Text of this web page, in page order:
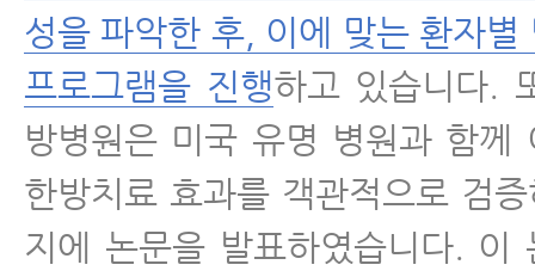
성을 파악한 후, 이에 맞는 환자별
프로그램을 진행하고 있습니다.
방병원은 미국 유명 병원과 함께
한방치료 효과를 객관적으로 검
지에 논문을 발표하였습니다. 이